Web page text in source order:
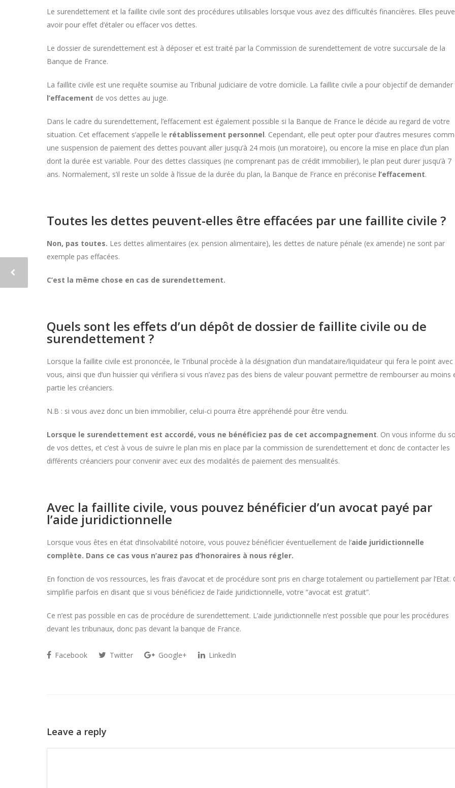
Le surendettement et la faillite civile sont des procédures utilisables lorsque vous avez des difficultés financières. Elles
avoir pour effet d’étaler ou effacer vos dettes.
Le dossier de surendettement est à déposer et est traité par la Commission de surendettement de votre succursale de la
Banque de France.
La faillite civile est une requête soumise au Tribunal judiciaire de votre domicile. La faillite civile a pour objectif de demander
l’effacement de vos dettes au juge.
Dans le cadre du surendettement, l’effacement est également possible si la Banque de France le décide au regard de votre
situation. Cet effacement s’appelle le rétablissement personnel. Cependant, elle peut opter pour d’autres mesures
une suspension de paiement des dettes pouvant aller jusqu’à 24 mois (un moratoire), ou encore la mise en place d’un plan
dont la durée est variable. Pour des dettes classiques (ne comprenant pas de crédit immobilier), le plan peut durer jusqu’à 7
ans. Normalement, s’il reste un solde à l’issue de la durée du plan, la Banque de France en préconise l’effacement.
Toutes les dettes peuvent-elles être effacées par une faillite civile ?
Non, pas toutes. Les dettes alimentaires (ex. pension alimentaire), les dettes de nature pénale (ex amende) ne sont par
exemple pas effacées.
C’est la même chose en cas de surendettement.
Quels sont les effets d’un dépôt de dossier de faillite civile ou de
surendettement ?
Lorsque la faillite civile est prononcée, le Tribunal procède à la désignation d’un mandataire/liquidateur qui fera le point avec
vous, ainsi que d’un huissier qui vérifiera si vous n’avez pas des biens de valeur pouvant permettre de rembourser au moins
partie les créanciers.
N.B : si vous avez donc un bien immobilier, celui-ci pourra être appréhendé pour être vendu.
Lorsque le surendettement est accordé, vous ne bénéficiez pas de cet accompagnement. On vous informe du
de vos dettes, et c’est à vous de suivre le plan mis en place par la commission de surendettement et donc de contacter les
différents créanciers pour convenir avec eux des modalités de paiement des mensualités.
Avec la faillite civile, vous pouvez bénéficier d’un avocat payé par
l’aide juridictionnelle
Lorsque vous êtes en état d’insolvabilité notoire, vous pouvez bénéficier éventuellement de l’aide juridictionnelle
complète. Dans ce cas vous n’aurez pas d’honoraires à nous régler.
En fonction de vos ressources, les frais d’avocat et de procédure sont pris en charge totalement ou partiellement par l’Etat.
simplifie parfois en disant que si vous bénéficiez de l’aide juridictionnelle, votre “avocat est gratuit”.
Ce n’est pas possible en cas de procédure de surendettement. L’aide juridictionnelle n’est possible que pour les procédures
devant les tribunaux, donc pas devant la banque de France.
Facebook Twitter Google+ LinkedIn
Leave a reply